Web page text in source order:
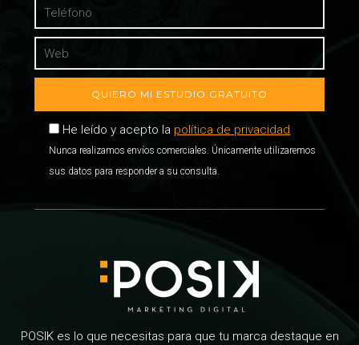
He leído y acepto la política de privacidad
Nunca realizamos envíos comerciales. Únicamente utilizaremos
sus datos para responder a su consulta.
POSIK es lo que necesitas para que tu marca destaque en